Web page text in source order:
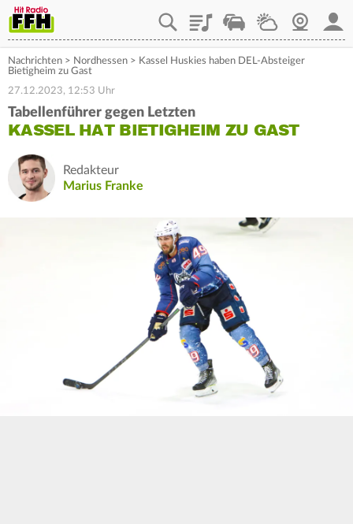
PlaylistStaupilotWetterWebcam
Nachrichten > Nordhessen > Kassel Huskies haben DEL-Absteiger
Bietigheim zu Gast
27.12.2023, 12:53 Uhr
Tabellenführer gegen Letzten
KASSEL HAT BIETIGHEIM ZU GAST
Redakteur
Marius Franke